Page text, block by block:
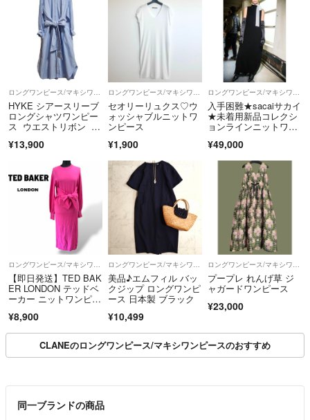
ロングワンピース/マキシワンピース
HYKE シアースリーブ
ロングシャツワンピー
ス ウエストリボン ブ
¥13,900
ロングワンピース/マキシワンピース
セオリーリュクス♡ウ
ォッシャブルニットワ
ンピース
¥1,900
ロングワンピース/マキシワンピース
入手困難★sacaiサカイ
★未着用新品コレクシ
ョンラインニットワン
¥49,000
ロングワンピース/マキシワンピース
【即日発送】TED BAK
ER LONDON テッドベ
ーカー ニットワンピー
ズ1 丸首 羊毛 カシミ
ア混
¥8,900
ロングワンピース/マキシワンピース
美品♪エムフィル バッ
クジップ ロングワンピ
ース 日本製 ブラック
¥10,499
ロングワンピース/マキシワンピース
プープレ れんげ草 ジ
ャガードワンピース
¥23,000
CLANEのロングワンピース/マキシワンピースのおすすめ
同一ブランドの商品